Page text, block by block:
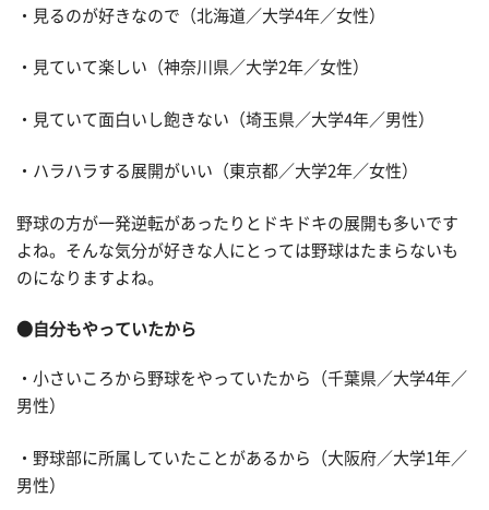
・見るのが好きなので（北海道／大学4年／女性）
・見ていて楽しい（神奈川県／大学2年／女性）
・見ていて面白いし飽きない（埼玉県／大学4年／男性）
・ハラハラする展開がいい（東京都／大学2年／女性）
野球の方が一発逆転があったりとドキドキの展開も多いです
よね。そんな気分が好きな人にとっては野球はたまらないも
のになりますよね。
●自分もやっていたから
・小さいころから野球をやっていたから（千葉県／大学4年／
男性）
・野球部に所属していたことがあるから（大阪府／大学1年／
男性）